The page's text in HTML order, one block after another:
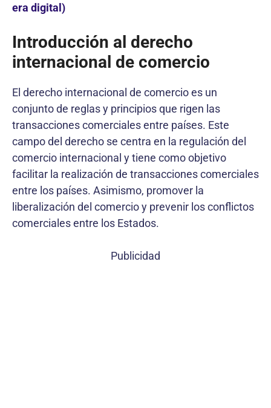
era digital)
Introducción al derecho
internacional de comercio
El derecho internacional de comercio es un
conjunto de reglas y principios que rigen las
transacciones comerciales entre países. Este
campo del derecho se centra en la regulación del
comercio internacional y tiene como objetivo
facilitar la realización de transacciones comerciales
entre los países. Asimismo, promover la
liberalización del comercio y prevenir los conflictos
comerciales entre los Estados.
Publicidad